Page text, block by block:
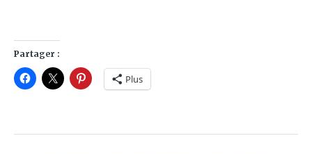
Partager :
Plus